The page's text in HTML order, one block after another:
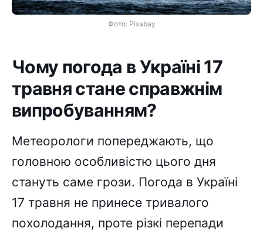
Фото: Pixabay
Чому погода в Україні 17
травня стане справжнім
випробуванням?
Метеорологи попереджають, що
головною особливістю цього дня
стануть саме грози. Погода в Україні
17 травня не принесе тривалого
похолодання, проте різкі перепади